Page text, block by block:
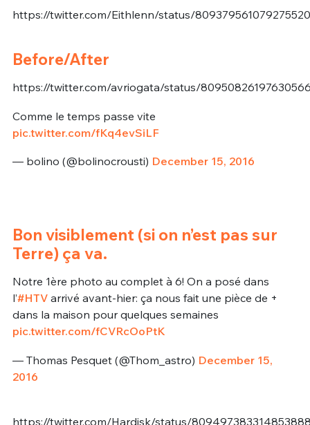
https://twitter.com/Eithlenn/status/809379561079275520
Before/After
https://twitter.com/avriogata/status/
Comme le temps passe vite
pic.twitter.com/fKq4evSiLF
— bolino (@bolinocrousti) December 15, 2016
Bon visiblement (si on n’est pas sur
Terre) ça va.
Notre 1ère photo au complet à 6! On a posé dans
l’#HTVarrivé avant-hier: ça nous fait une pièce de +
dans la maison pour quelques semaines
pic.twitter.com/fCVRcOoPtK
— Thomas Pesquet (@Thom_astro) December 15,
2016
https://twitter.com/Hardisk/status/